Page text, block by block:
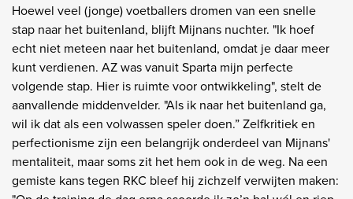
Hoewel veel (jonge) voetballers dromen van een snelle
stap naar het buitenland, blijft Mijnans nuchter. "Ik hoef
echt niet meteen naar het buitenland, omdat je daar meer
kunt verdienen. AZ was vanuit Sparta mijn perfecte
volgende stap. Hier is ruimte voor ontwikkeling", stelt de
aanvallende middenvelder. "Als ik naar het buitenland ga,
wil ik dat als een volwassen speler doen.” Zelfkritiek en
perfectionisme zijn een belangrijk onderdeel van Mijnans'
mentaliteit, maar soms zit het hem ook in de weg. Na een
gemiste kans tegen RKC bleef hij zichzelf verwijten maken: